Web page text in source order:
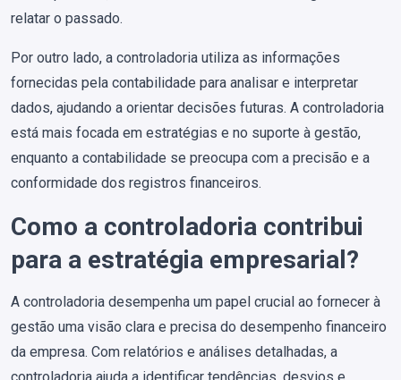
relatar o passado.
Por outro lado, a controladoria utiliza as informações
fornecidas pela contabilidade para analisar e interpretar
dados, ajudando a orientar decisões futuras. A controladoria
está mais focada em estratégias e no suporte à gestão,
enquanto a contabilidade se preocupa com a precisão e a
conformidade dos registros financeiros.
Como a controladoria contribui
para a estratégia empresarial?
A controladoria desempenha um papel crucial ao fornecer à
gestão uma visão clara e precisa do desempenho financeiro
da empresa. Com relatórios e análises detalhadas, a
controladoria ajuda a identificar tendências, desvios e